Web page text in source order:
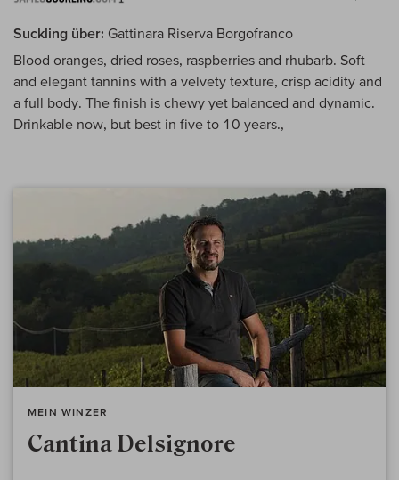
Suckling über: Gattinara Riserva Borgofranco
Blood oranges, dried roses, raspberries and rhubarb. Soft
and elegant tannins with a velvety texture, crisp acidity and
a full body. The finish is chewy yet balanced and dynamic.
Drinkable now, but best in five to 10 years.,
MEIN WINZER
Cantina Delsignore